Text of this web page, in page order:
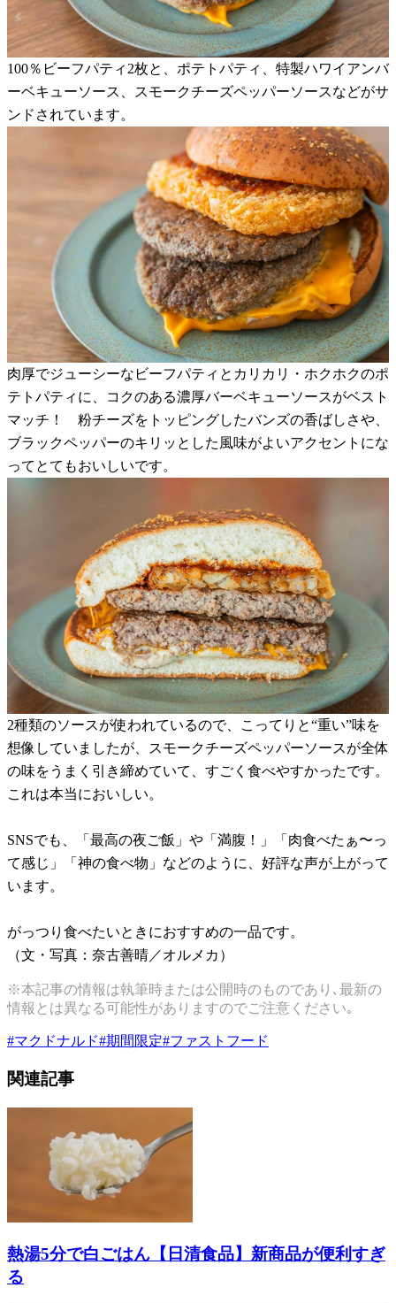
100％ビーフパティ2枚と、ポテトパティ、特製ハワイアンバ
ーベキューソース、スモークチーズペッパーソースなどがサ
ンドされています。
肉厚でジューシーなビーフパティとカリカリ・ホクホクのポ
テトパティに、コクのある濃厚バーベキューソースがベスト
マッチ！ 粉チーズをトッピングしたバンズの香ばしさや、
ブラックペッパーのキリッとした風味がよいアクセントにな
ってとてもおいしいです。
2種類のソースが使われているので、こってりと“重い”味を
想像していましたが、スモークチーズペッパーソースが全体
の味をうまく引き締めていて、すごく食べやすかったです。
これは本当においしい。
SNSでも、「最高の夜ご飯」や「満腹！」「肉食べたぁ〜っ
て感じ」「神の食べ物」などのように、好評な声が上がって
います。
がっつり食べたいときにおすすめの一品です。
（文・写真：奈古善晴／オルメカ）
※本記事の情報は執筆時または公開時のものであり､最新の
情報とは異なる可能性がありますのでご注意ください｡
#マクドナルド#期間限定#ファストフード
関連記事
熱湯5分で白ごはん【日清食品】新商品が便利すぎ
る